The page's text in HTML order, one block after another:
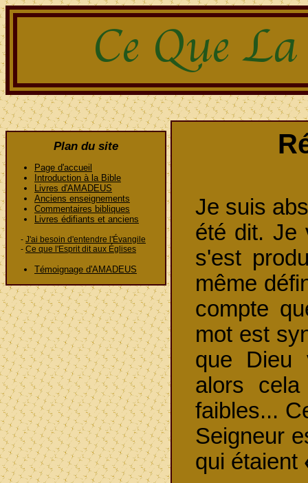
Plan du site
Page d'accueil
Introduction à la Bible
Livres d'AMADEUS
Anciens enseignements
Commentaires bibliques
Livres édifiants et anciens
- J'ai besoin d'entendre l'Évangile
- Ce que l'Esprit dit aux Églises
Témoignage d'AMADEUS
Je suis
été dit. Je
s'est
même
compte
mot est
que Dieu
alors
faibles...
Seigneur
qui étaient